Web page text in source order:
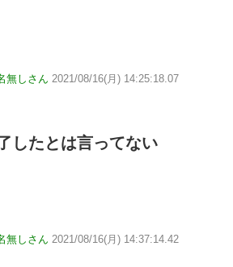
無しさん 2021/08/16(月) 14:25:18.07
したとは言ってない
無しさん 2021/08/16(月) 14:37:14.42